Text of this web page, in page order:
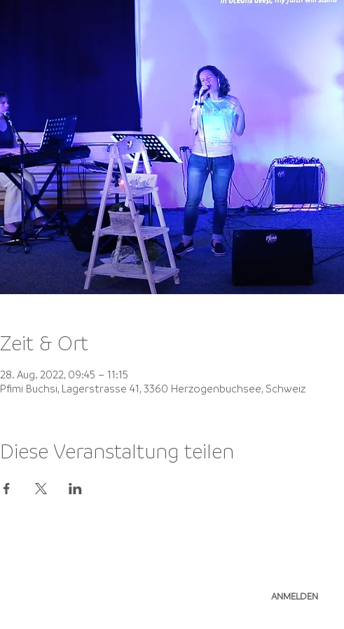
Zeit & Ort
28. Aug. 2022, 09:45 – 11:15
Pfimi Buchsi, Lagerstrasse 41, 3360 Herzogenbuchsee, Schweiz
Diese Veranstaltung teilen
ANMELDEN